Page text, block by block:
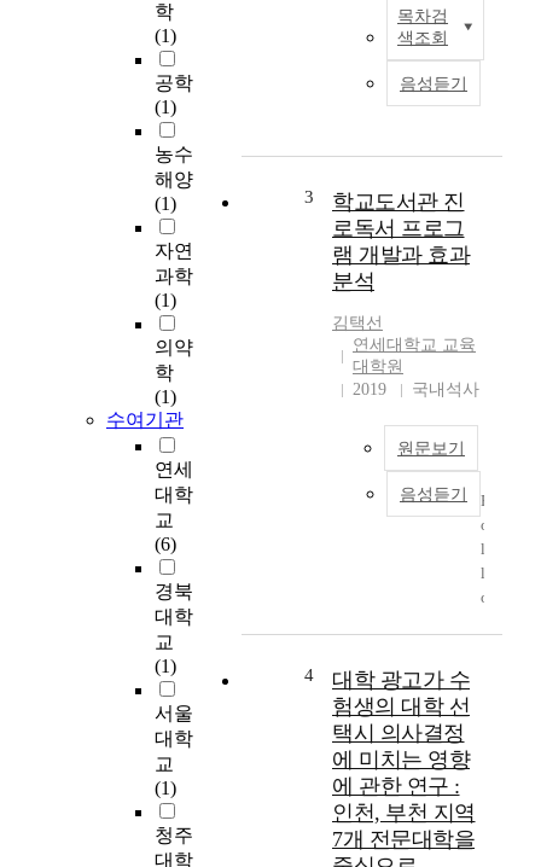
학
(1)
공학
(1)
농수
해양
(1)
자연
과학
(1)
의약
학
(1)
수여기관
연세
대학
교
(6)
경북
대학
교
(1)
서울
대학
교
(1)
청주
대학
게
목차검
색조회
음성듣기
3
학교도서관 진
로독서 프로그
램 개발과 효과
분석
김택선
연세대학교 교육
대학원
2019
국내석사
원문보기
음성듣기
F
o
l
l
o
4
대학 광고가 수
험생의 대학 선
택시 의사결정
에 미치는 영향
에 관한 연구 :
인천, 부천 지역
7개 전문대학을